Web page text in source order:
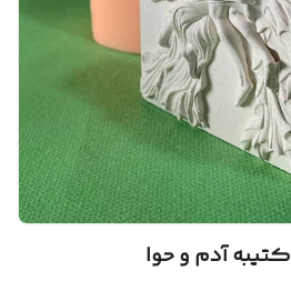
آدم و حوا